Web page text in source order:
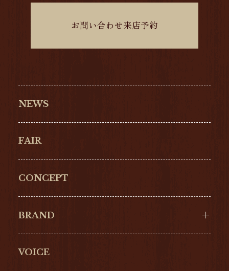
NEWS
FAIR
CONCEPT
BRAND
Cartier
VOICE
お問い合わせ来店予約